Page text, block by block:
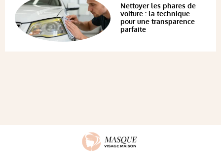
Nettoyer les phares de
voiture : la technique
pour une transparence
parfaite